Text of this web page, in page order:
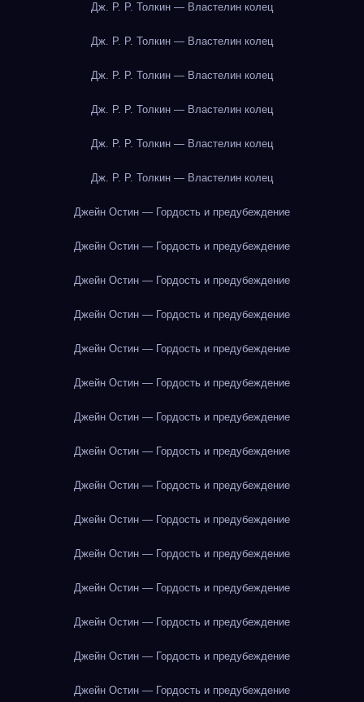
Дж. Р. Р. Толкин — Властелин колец
Дж. Р. Р. Толкин — Властелин колец
Дж. Р. Р. Толкин — Властелин колец
Дж. Р. Р. Толкин — Властелин колец
Дж. Р. Р. Толкин — Властелин колец
Дж. Р. Р. Толкин — Властелин колец
Джейн Остин — Гордость и предубеждение
Джейн Остин — Гордость и предубеждение
Джейн Остин — Гордость и предубеждение
Джейн Остин — Гордость и предубеждение
Джейн Остин — Гордость и предубеждение
Джейн Остин — Гордость и предубеждение
Джейн Остин — Гордость и предубеждение
Джейн Остин — Гордость и предубеждение
Джейн Остин — Гордость и предубеждение
Джейн Остин — Гордость и предубеждение
Джейн Остин — Гордость и предубеждение
Джейн Остин — Гордость и предубеждение
Джейн Остин — Гордость и предубеждение
Джейн Остин — Гордость и предубеждение
Джейн Остин — Гордость и предубеждение